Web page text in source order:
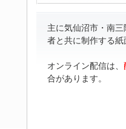
主に気仙沼市・南
者と共に制作する紙
オンライン配信は、
合があります。